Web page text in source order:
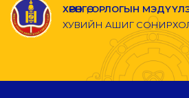
ХӨРӨНГӨ, ОРЛОГЫН
ХУВИЙН АШИГ